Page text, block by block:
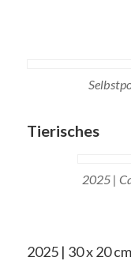
Tierisches
2025 |
2025 | 30 x 20 cm